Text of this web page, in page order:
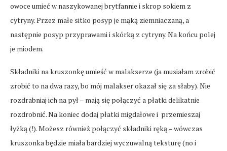
owoce umieć w naszykowanej brytfannie i skrop sokiem z
cytryny. Przez małe sitko posyp je mąką ziemniaczaną, a
następnie posyp przyprawami i skórką z cytryny. Na końcu polej
je miodem.
Składniki na kruszonkę umieść w malakserze (ja musiałam zrobić
zrobić to na dwa razy, bo mój malakser okazał się za słaby). Nie
rozdrabniaj ich na pył – mają się połączyć a płatki delikatnie
rozdrobnić. Na koniec dodaj płatki migdałowe i przemieszaj
łyżką (!). Możesz również połączyć składniki ręką – wówczas
kruszonka będzie miała bardziej wyczuwalną teksturę (no i